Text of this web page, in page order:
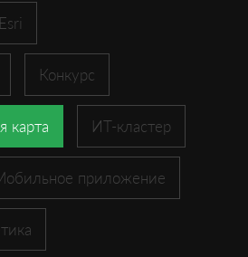
Esri
Конкурс
карта ИТ-кластер
приложение